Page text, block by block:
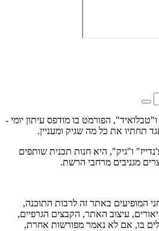
הפורמט בו מודפס עיתון יומי -
תחתיו את כל מה שגיק ומעניין.
ו"גיק", היא חנות תכנית שותפים
המופיעים באתר זה לרבות התוכנה,
עיצוב האתר, הקבצים הגרפיים,
בו, אם לא נאמר מפורשות אחרת,